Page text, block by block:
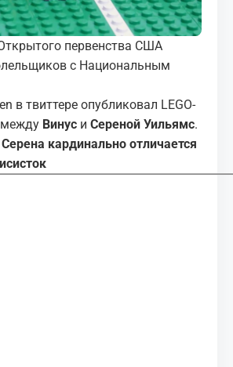
первенства США
с Национальным
в твиттере опубликовал LEGO-
Винус и Сереной Уильямс.
кардинально отличается